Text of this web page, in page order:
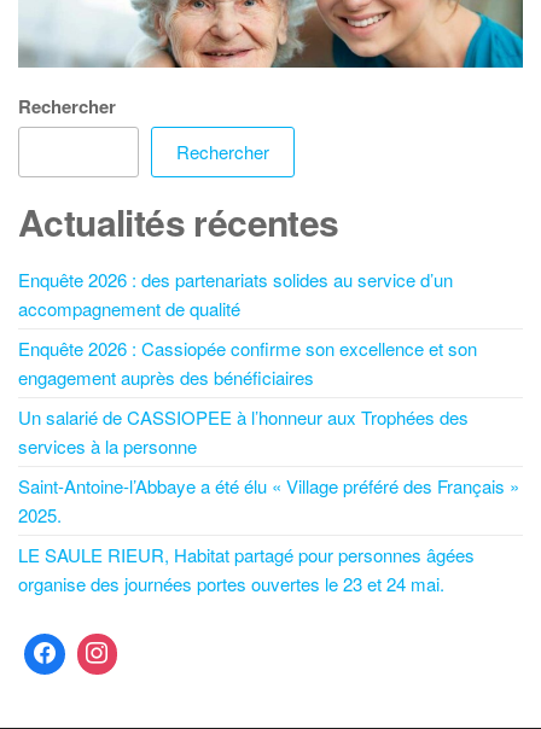
Rechercher
Rechercher
Actualités récentes
Enquête 2026 : des partenariats solides au service d’un
accompagnement de qualité
Enquête 2026 : Cassiopée confirme son excellence et son
engagement auprès des bénéficiaires
Un salarié de CASSIOPEE à l’honneur aux Trophées des
services à la personne
Saint-Antoine-l’Abbaye a été élu « Village préféré des Français »
2025.
LE SAULE RIEUR, Habitat partagé pour personnes âgées
organise des journées portes ouvertes le 23 et 24 mai.